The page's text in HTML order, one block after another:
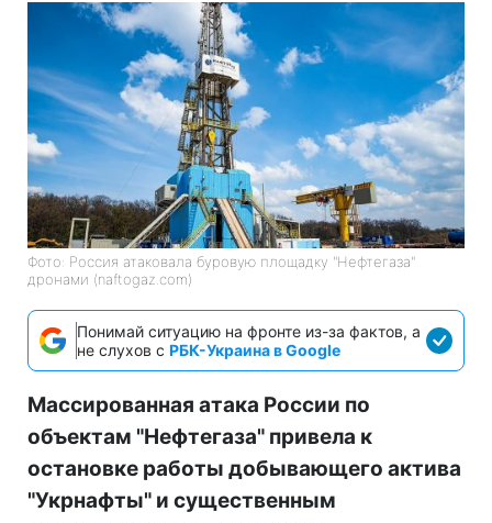
Фото: Россия атаковала буровую площадку "Нефтегаза"
дронами (naftogaz.com)
Понимай ситуацию на фронте из-за фактов, а
не слухов с РБК-Украина в Google
Массированная атака России по
объектам "Нефтегаза" привела к
остановке работы добывающего актива
"Укрнафты" и существенным